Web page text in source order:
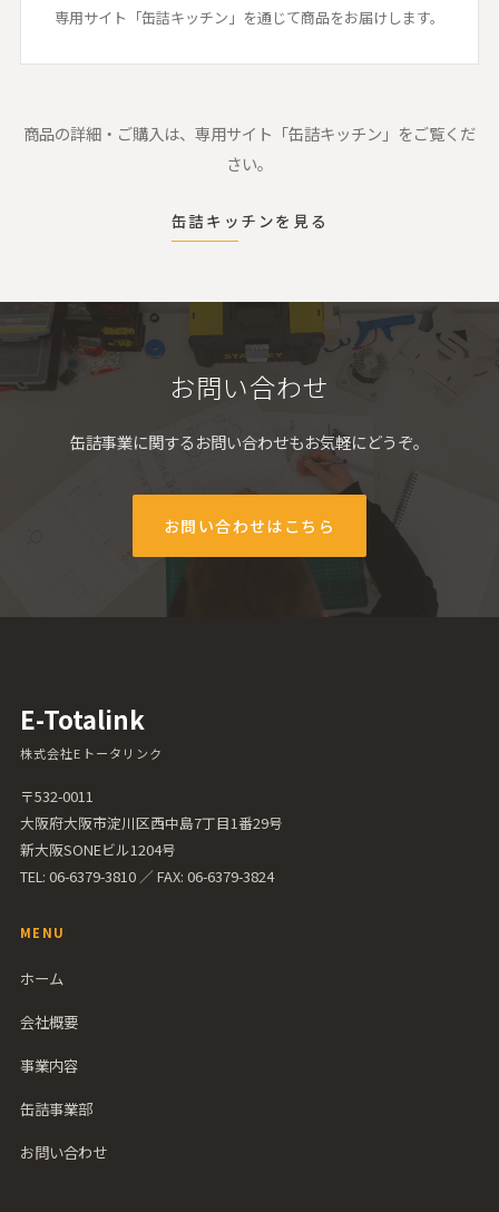
専用サイト「缶詰キッチン」を通じて商品をお届けします。
商品の詳細・ご購入は、専用サイト「缶詰キッチン」をご覧くだ
さい。
缶詰キッチンを見る
お問い合わせ
缶詰事業に関するお問い合わせもお気軽にどうぞ。
お問い合わせはこちら
E-Totalink
株式会社Eトータリンク
〒532-0011
大阪府大阪市淀川区西中島7丁目1番29号
新大阪SONEビル1204号
TEL: 06-6379-3810 ／ FAX: 06-6379-3824
MENU
ホーム
会社概要
事業内容
缶詰事業部
お問い合わせ